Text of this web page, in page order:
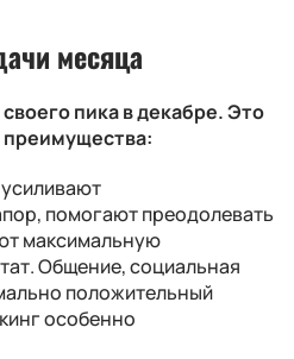
месяца
пика в декабре. Это
помогают преодолевать
максимальную
Общение, социальная
положительный
особенно